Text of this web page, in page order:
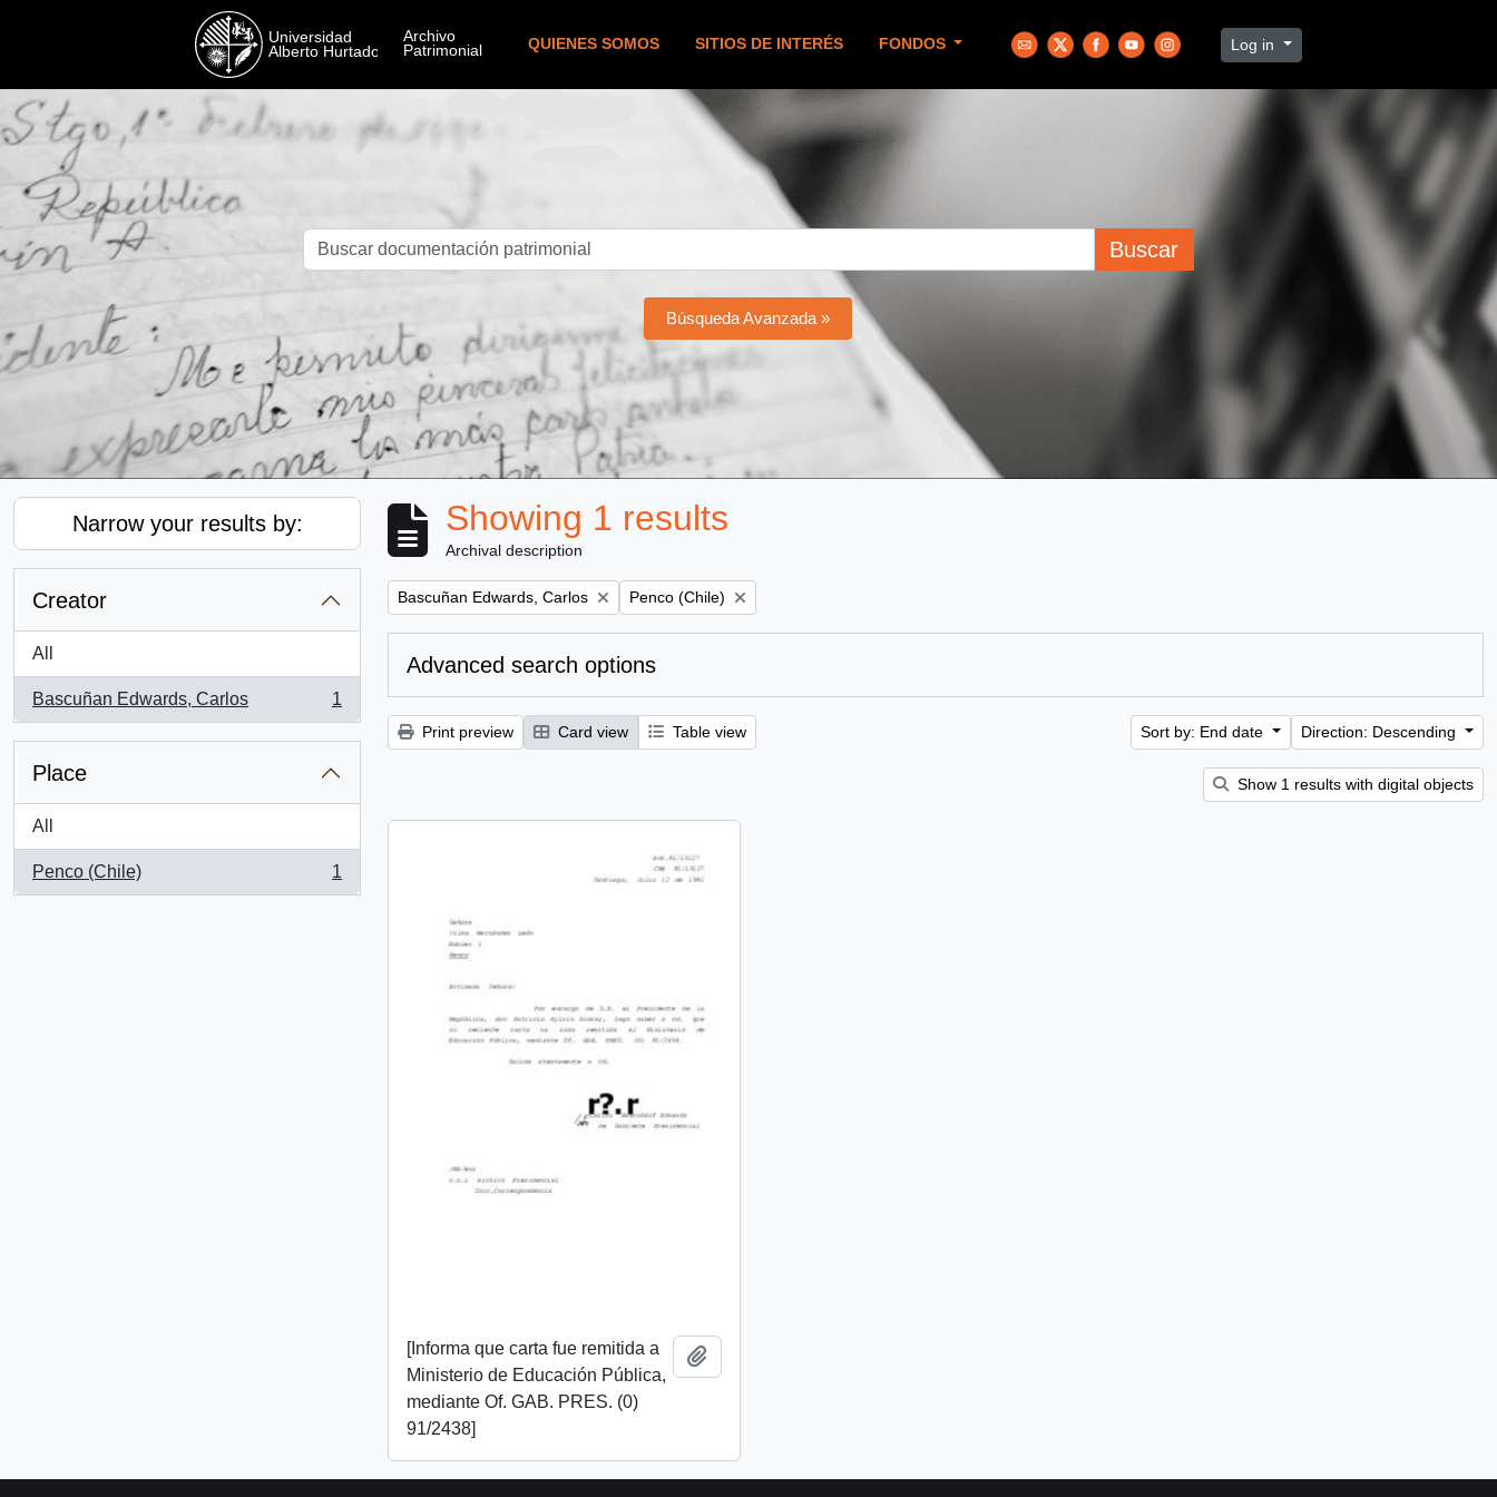
QUIENES SOMOS SITIOS DE INTERÉS FONDOS Log in
Buscar
Búsqueda Avanzada »
Narrow your results by:
Creator
All
Bascuñan Edwards, Carlos
, 1 results
1
Place
All
Penco (Chile)
, 1 results
1
Showing 1 results
Archival description
Remove filter:
Bascuñan Edwards, Carlos Remove filter:
Penco (Chile)
Advanced search options
Print preview Card view Table view Sort by: End date Direction: Descending
Show 1 results with digital objects
[Informa que carta fue remitida a
Ministerio de Educación Pública,
mediante Of. GAB. PRES. (0)
91/2438]